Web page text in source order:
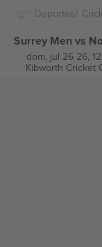
Deportes
dom, jul 26 26,
Kibworth Cricket